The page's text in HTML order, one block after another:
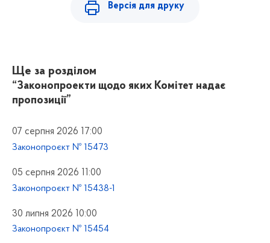
Версія для друку
Ще за розділом
“Законопроекти щодо яких Комітет надає
пропозиції”
07 серпня 2026 17:00
Законопроєкт № 15473
05 серпня 2026 11:00
Законопроєкт № 15438-1
30 липня 2026 10:00
Законопроєкт № 15454